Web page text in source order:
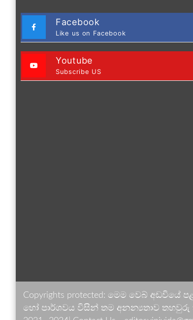
Facebook
Like us on Facebook
Youtube
Subscribe US
Copyrights protected: මෙම වෙබ්
හෝ පාර්ශවය විසින් තම අනන්‍යතාව තහවුරු